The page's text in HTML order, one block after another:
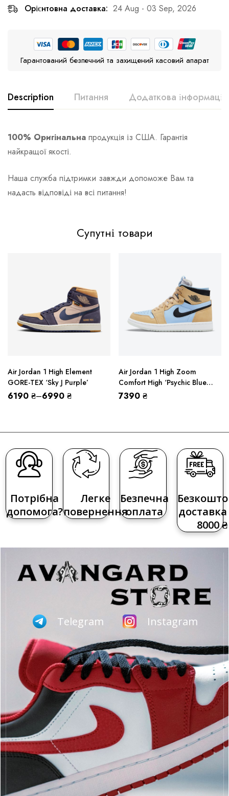
Орієнтовна доставка: 24 Aug - 03 Sep, 2026
Гарантований безпечний та захищений касовий апарат
Description Питання Додаткова інформація
100% Оригінальна продукція із США. Гарантія
найкращої якості.
Наша служба підтримки завжди допоможе Вам та
надасть відповіді на всі питання!
Супутні товари
Air Jordan 1 High Element
GORE-TEX ‘Sky J Purple’
6190 ₴–6990 ₴
Air Jordan 1 High Zoom
Comfort High ‘Psychic Blue
Sesame’ (W)
7390 ₴
Потрібна
допомога?
Легке
повернення
Безпечна
оплата
доставка
8000 ₴
Telegram Instagram